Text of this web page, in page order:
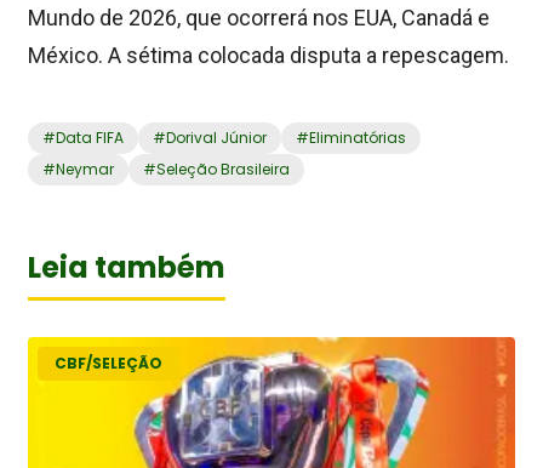
Mundo de 2026, que ocorrerá nos EUA, Canadá e
México. A sétima colocada disputa a repescagem.
#Data FIFA #Dorival Júnior #Eliminatórias
#Neymar #Seleção Brasileira
Leia também
CBF/SELEÇÃO